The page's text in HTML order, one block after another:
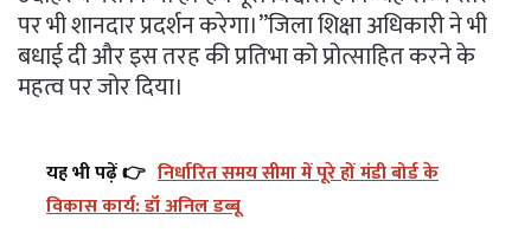
पर भी शानदार प्रदर्शन करेगा।”जिला शिक्षा अधिकारी ने भी
बधाई दी और इस तरह की प्रतिभा को प्रोत्साहित करने के
महत्व पर जोर दिया।
यह भी पढ़ें 👉 निर्धारित समय सीमा में पूरे हों मंडी बोर्ड के
विकास कार्य: डॉ अनिल डब्बू